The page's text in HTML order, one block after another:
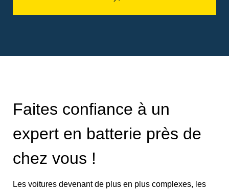
Faites confiance à un
expert en batterie près de
chez vous !
Les voitures devenant de plus en plus complexes, les